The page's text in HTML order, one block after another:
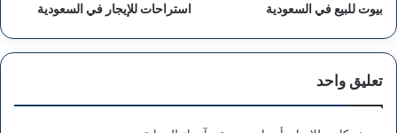
بيوت للبيع في السعودية استراحات للإيجار في السعودية
تعليق واحد